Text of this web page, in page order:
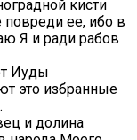
кисти
повреди ее, ибо в
Я и ради рабов
Иуды
это избранные
и долина